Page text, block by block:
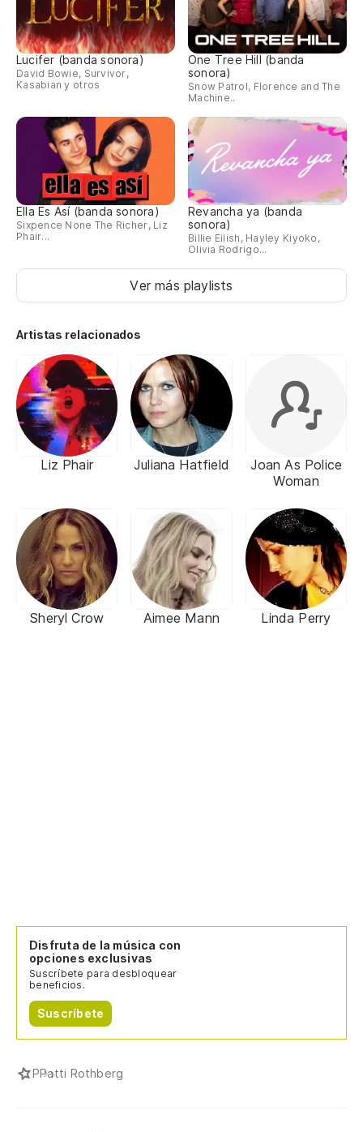
Lucifer (banda sonora)
David Bowie, Survivor,
Kasabian y otros
One Tree Hill (banda
sonora)
Snow Patrol, Florence and The
Machine..
Ella Es Así (banda sonora)
Sixpence None The Richer, Liz
Phair...
Revancha ya (banda
sonora)
Billie Eilish, Hayley Kiyoko,
Olivia Rodrigo...
Ver más playlists
Artistas relacionados
Liz Phair Juliana Hatfield
Joan As Police
Woman
Sheryl Crow Aimee Mann Linda Perry
Disfruta de la música con
opciones exclusivas
Suscríbete para desbloquear
beneficios.
Suscríbete
PPatti Rothberg